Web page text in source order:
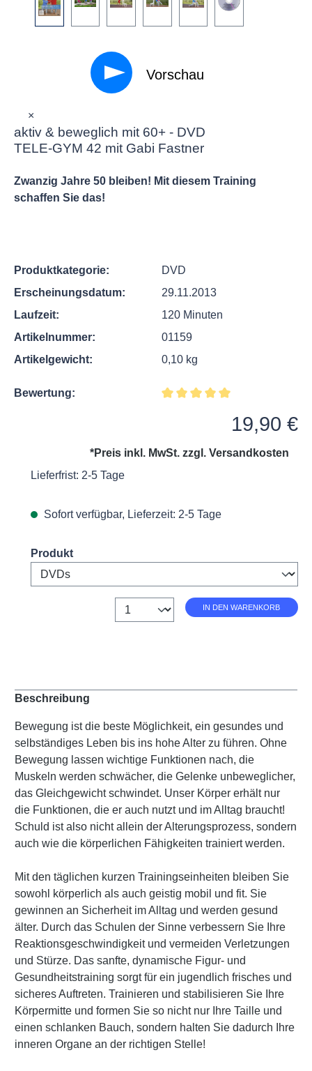
Vorschau
×
aktiv & beweglich mit 60+ - DVD
TELE-GYM 42 mit Gabi Fastner
Zwanzig Jahre 50 bleiben! Mit diesem Training
schaffen Sie das!
Produktkategorie:
DVD
Erscheinungsdatum:
29.11.2013
Laufzeit:
120 Minuten
Artikelnummer:
01159
Artikelgewicht:
0,10 kg
Bewertung:
19,90 €
*Preis inkl. MwSt. zzgl. Versandkosten
Lieferfrist: 2-5 Tage
Sofort verfügbar, Lieferzeit: 2-5 Tage
Select
Produkt
Anzahl IN DEN WARENKORB
Beschreibung
Bewegung ist die beste Möglichkeit, ein gesundes und
selbständiges Leben bis ins hohe Alter zu führen. Ohne
Bewegung lassen wichtige Funktionen nach, die
Muskeln werden schwächer, die Gelenke unbeweglicher,
das Gleichgewicht schwindet. Unser Körper erhält nur
die Funktionen, die er auch nutzt und im Alltag braucht!
Schuld ist also nicht allein der Alterungsprozess, sondern
auch wie die körperlichen Fähigkeiten trainiert werden.
Mit den täglichen kurzen Trainingseinheiten bleiben Sie
sowohl körperlich als auch geistig mobil und fit. Sie
gewinnen an Sicherheit im Alltag und werden gesund
älter. Durch das Schulen der Sinne verbessern Sie Ihre
Reaktionsgeschwindigkeit und vermeiden Verletzungen
und Stürze. Das sanfte, dynamische Figur- und
Gesundheitstraining sorgt für ein jugendlich frisches und
sicheres Auftreten. Trainieren und stabilisieren Sie Ihre
Körpermitte und formen Sie so nicht nur Ihre Taille und
einen schlanken Bauch, sondern halten Sie dadurch Ihre
inneren Organe an der richtigen Stelle!